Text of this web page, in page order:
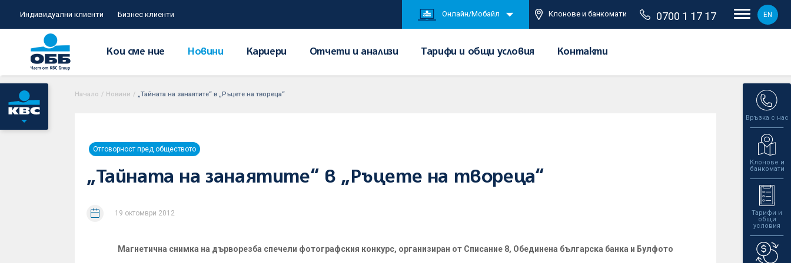
Индивидуални клиенти Бизнес клиенти Онлайн/Мобайл Клонове и банкомати 0700 1 17 17 EN
Кои сме ние Новини Кариери Отчети и анализи Тарифи и общи условия Контакти
Връзка с нас
Клонове и
банкомати
Тарифи и
общи
условия
Начало / Новини / „Тайната на занаятите“ в „Ръцете на твореца“
Отговорност пред обществото
„Тайната на занаятите“ в „Ръцете на твореца“
19 октомври 2012
Магнетична снимка на дърворезба спечели фотографския конкурс, организиран от Списание 8, Обединена българска банка и Булфото